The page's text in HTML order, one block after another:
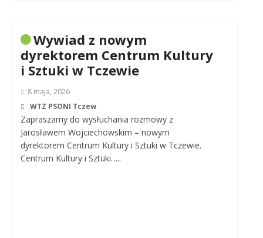
Wywiad z nowym
dyrektorem Centrum Kultury
i Sztuki w Tczewie
8 maja, 2026
WTZ PSONI Tczew
Zapraszamy do wysłuchania rozmowy z
Jarosławem Wojciechowskim – nowym
dyrektorem Centrum Kultury i Sztuki w Tczewie.
Centrum Kultury i Sztuki…..